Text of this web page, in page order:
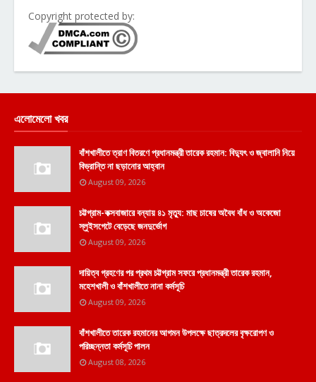
Copyright protected by:
এলোমেলো খবর
বাঁশখালীতে ত্রাণ বিতরণে প্রধানমন্ত্রী তারেক রহমান: বিদ্যুৎ ও জ্বালানি নিয়ে
বিভ্রান্তি না ছড়ানোর আহ্বান
August 09, 2026
চট্টগ্রাম-কক্সবাজারে বন্যায় ৪১ মৃত্যু: মাছ চাষের অবৈধ বাঁধ ও অকেজো
স্লুইসগেটে বেড়েছে জনদুর্ভোগ
August 09, 2026
দায়িত্ব গ্রহণের পর প্রথম চট্টগ্রাম সফরে প্রধানমন্ত্রী তারেক রহমান,
মহেশখালী ও বাঁশখালীতে নানা কর্মসূচি
August 09, 2026
বাঁশখালীতে তারেক রহমানের আগমন উপলক্ষে ছাত্রদলের বৃক্ষরোপণ ও
পরিচ্ছন্নতা কর্মসূচি পালন
August 08, 2026